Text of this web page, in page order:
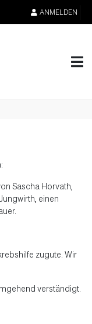
ANMELDEN
Sascha Horvath,
einen
zugute. Wir
verständigt.